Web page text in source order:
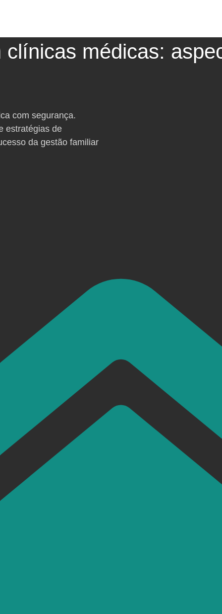
médicas:
com segurança.
estratégias de
da gestão familiar